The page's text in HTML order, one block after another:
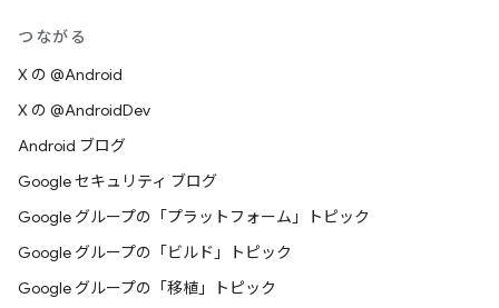
つながる
X の @Android
X の @AndroidDev
Android ブログ
Google セキュリティ ブログ
Google グループの「プラットフォーム」トピック
Google グループの「ビルド」トピック
Google グループの「移植」トピック